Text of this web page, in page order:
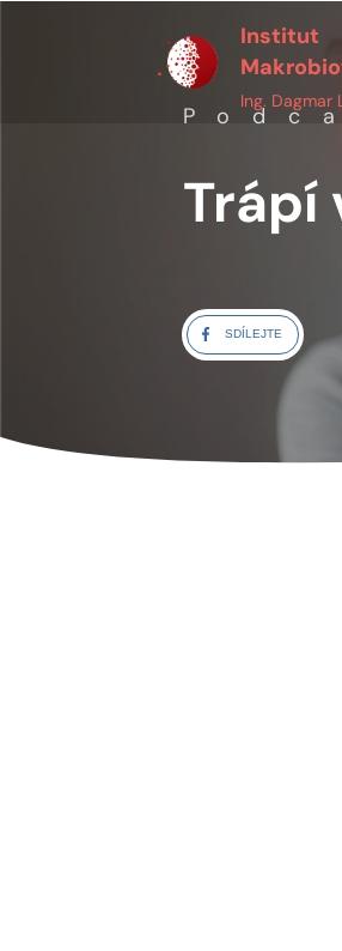
Institut
Ing. Dagmar
Trápí
SDÍLEJTE